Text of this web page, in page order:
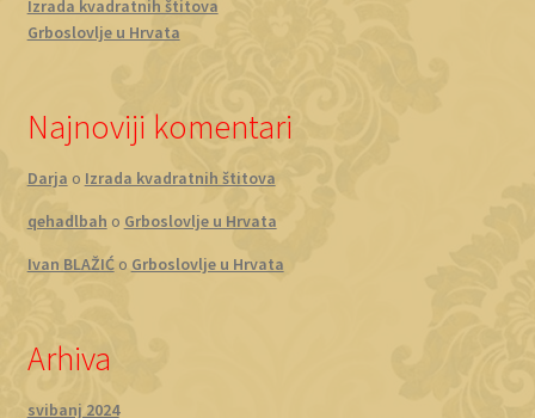
Izrada kvadratnih štitova
Grboslovlje u Hrvata
Najnoviji komentari
Darja o Izrada kvadratnih štitova
qehadlbah o Grboslovlje u Hrvata
Ivan BLAŽIĆo Grboslovlje u Hrvata
Arhiva
svibanj 2024